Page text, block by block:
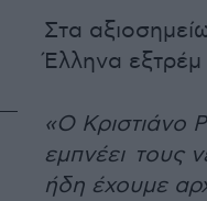
Στα
Έλληνα
«Ο Κριστιάνο
εμπνέει τους
ήδη έχουμε